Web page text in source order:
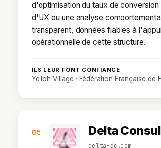
d'optimisation du taux de
d'UX ou une analyse
transparent, données fiables à
opérationnelle de cette structure.
ILS LEUR FONT CONFIANCE
Yelloh Village · Fédération Française de
05 Delta
delta-dc.com